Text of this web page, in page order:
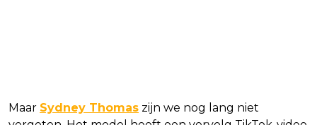
Maar Sydney Thomas zijn we nog lang niet